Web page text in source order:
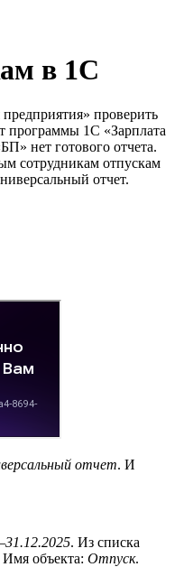
в 1С
проверить
программы 1С «Зарплата
нет готового отчета.
сотрудникам отпускам
отчет.
отчет. И
. Из списка
Имя объекта: Отпуск.